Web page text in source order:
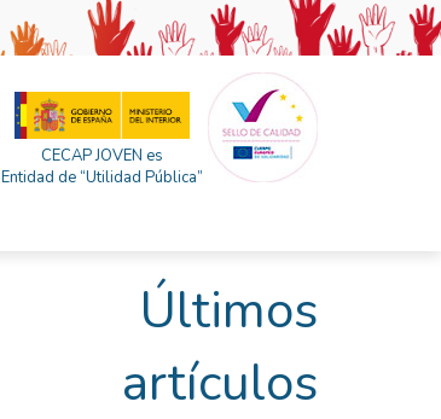
CECAP JOVEN es
Entidad de “Utilidad Pública”
Últimos
artículos